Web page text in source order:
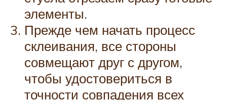
элементы.
Прежде чем начать процесс
склеивания, все стороны
совмещают друг с другом,
чтобы удостовериться в
точности совпадения всех